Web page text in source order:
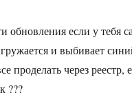
обновления если у тебя
и выбивает
проделать через реестр,
???